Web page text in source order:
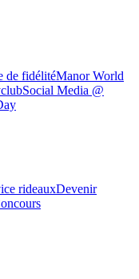
de fidélitéManor World
Social Media @
rideauxDevenir